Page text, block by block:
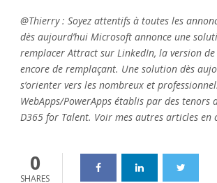
@Thierry : Soyez attentifs à toutes les
dès aujourd’hui Microsoft annonce une
remplacer Attract sur LinkedIn, la version de
encore de remplaçant. Une solution dès
s’orienter vers les nombreux et
WebApps/PowerApps établis par des tenors
D365 for Talent. Voir mes autres articles en
0
SHARES